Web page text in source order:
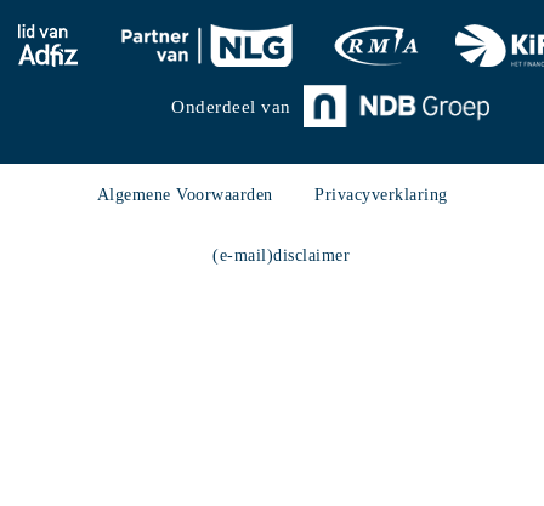
Onderdeel van
Algemene Voorwaarden Privacyverklaring
(e-mail)disclaimer